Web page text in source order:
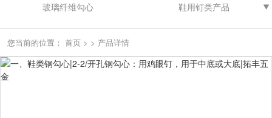
玻璃纤维勾心 鞋用钉类产品
您当前的位置： 首页 > > 产品详情